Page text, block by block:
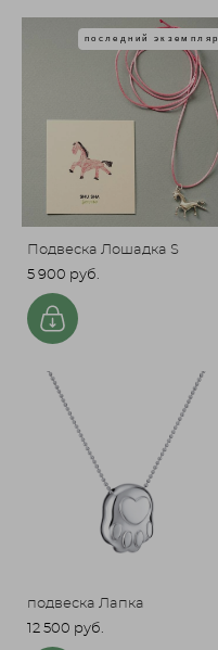
последний экземпляр
Подвеска Лошадка S
5 900 pуб.
подвеска Лапка
12 500 pуб.